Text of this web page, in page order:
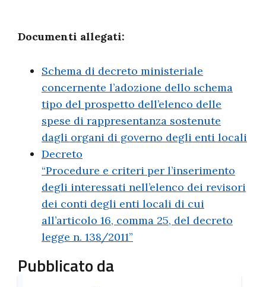
Documenti allegati:
Schema di decreto ministeriale
concernente l’adozione dello schema
tipo del prospetto dell’elenco delle
spese di rappresentanza sostenute
dagli organi di governo degli enti locali
Decreto
“Procedure e criteri per l’inserimento
degli interessati nell’elenco dei revisori
dei conti degli enti locali di cui
all’articolo 16, comma 25, del decreto
legge n. 138/2011”
Pubblicato da